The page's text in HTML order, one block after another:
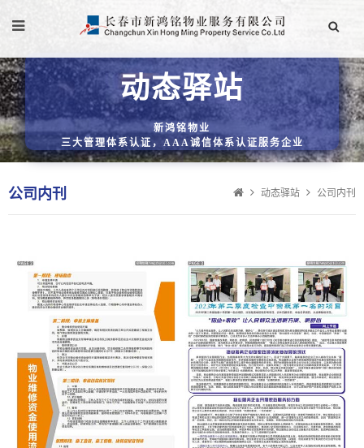
动态驿站
新鸿铭物业
三大管理体系认证，AAA诚信体系认证服务企业
公司内刊 动态驿站 公司内刊